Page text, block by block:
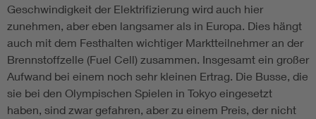
Geschwindigkeit der Elektrifizierung wird auch hier
zunehmen, aber eben langsamer als in Europa. Dies hängt
auch mit dem Festhalten wichtiger Marktteilnehmer an der
Brennstoffzelle (Fuel Cell) zusammen. Insgesamt ein großer
Aufwand bei einem noch sehr kleinen Ertrag. Die Busse, die
sie bei den Olympischen Spielen in Tokyo eingesetzt
haben, sind zwar gefahren, aber zu einem Preis, der nicht